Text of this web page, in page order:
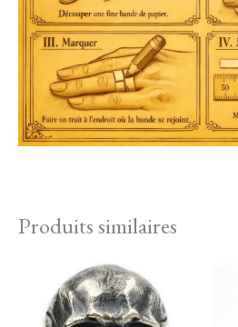
Produits similaires